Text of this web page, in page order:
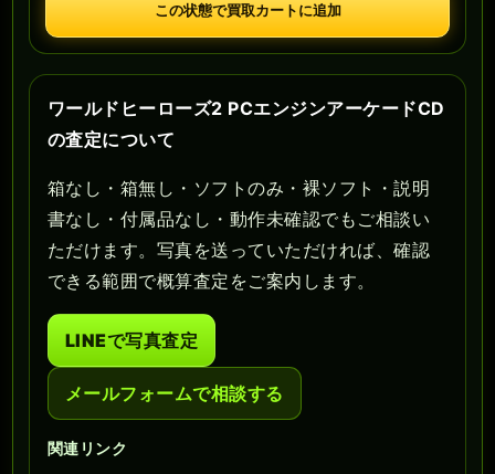
この状態で買取カートに追加
ワールドヒーローズ2 PCエンジンアーケードCD
の査定について
箱なし・箱無し・ソフトのみ・裸ソフト・説明
書なし・付属品なし・動作未確認でもご相談い
ただけます。写真を送っていただければ、確認
できる範囲で概算査定をご案内します。
LINEで写真査定
メールフォームで相談する
関連リンク